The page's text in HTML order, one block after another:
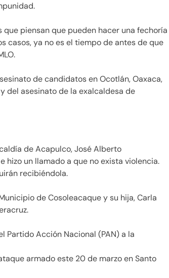
piensan que pueden hacer una fechoría
casos, ya no es el tiempo de antes de que
de candidatos en Ocotlán, Oaxaca,
del asesinato de la exalcaldesa de
de Acapulco, José Alberto
hizo un llamado a que no exista violencia.
recibiéndola.
de Cosoleacaque y su hija, Carla
Partido Acción Nacional (PAN) a la
armado este 20 de marzo en Santo